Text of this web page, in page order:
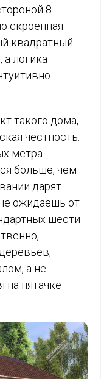
8
скроенная
квадратный
а логика
такого дома,
честность.
метра
больше, чем
дарят
ожидаешь от
шести
а не
на пятачке